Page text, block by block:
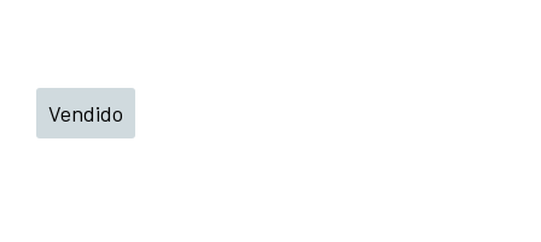
Vendido